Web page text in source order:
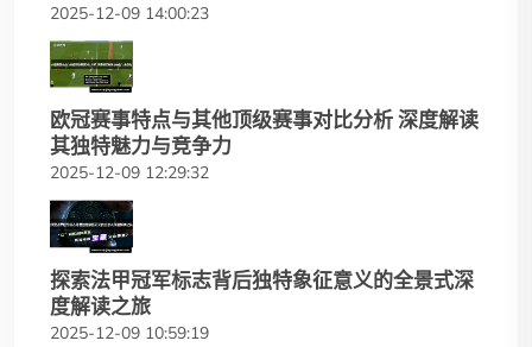
2025-12-09 14:00:23
欧冠赛事特点与其他顶级赛事对比分析 深度解读
其独特魅力与竞争力
2025-12-09 12:29:32
探索法甲冠军标志背后独特象征意义的全景式深
度解读之旅
2025-12-09 10:59:19